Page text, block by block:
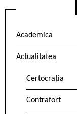
Academica
Actualitatea
Certocrația
Contrafort